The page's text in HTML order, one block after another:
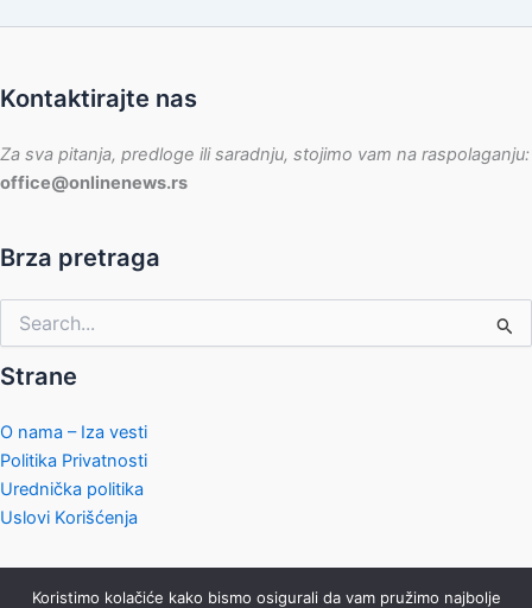
Kontaktirajte nas
Za sva pitanja, predloge ili saradnju, stojimo vam na raspolaganju:
office@onlinenews.rs
Brza pretraga
za:
Strane
O nama – Iza vesti
Politika Privatnosti
Urednička politika
Uslovi Korišćenja
Koristimo kolačiće kako bismo osigurali da vam pružimo najbolje